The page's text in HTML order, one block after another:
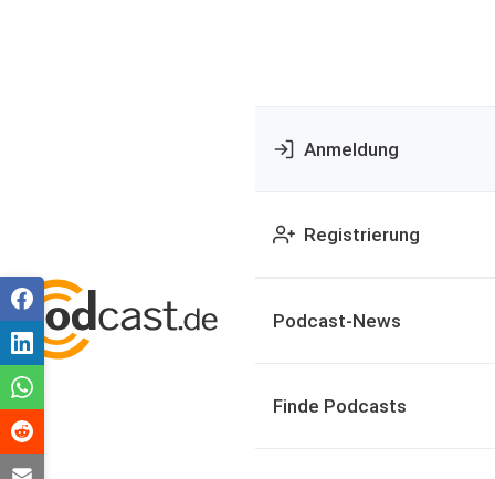
Anmeldung
Registrierung
Podcast-News
Finde Podcasts